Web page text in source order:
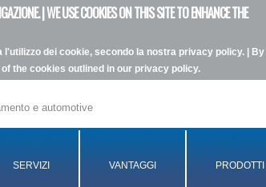
| WE USE COOKIES ON THIS SITE TO ENHANCE THE
dei cookie, secondo la nostra privacy policy. | By
the cookies outlined in our privacy policy.
e automotive
SERVIZI VANTAGGI PRODOTTI